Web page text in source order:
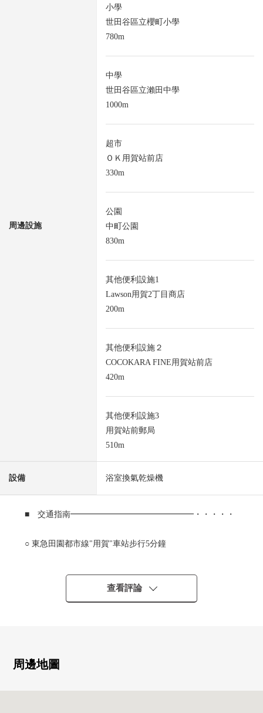
周邊設施
小學
世田谷區立櫻町小學
780m
中學
世田谷區立瀨田中學
1000m
超市
ＯＫ用賀站前店
330m
公園
中町公園
830m
其他便利設施1
Lawson用賀2丁目商店
200m
其他便利設施２
COCOKARA FINE用賀站前店
420m
其他便利設施3
用賀站前郵局
510m
設備 浴室換氣乾燥機
■ 交通指南━━━━━━━━━━━━━━━・・・・・
○ 東急田園都市線"用賀"車站步行5分鐘
■ 物件概要━━━━━━━━━━━━━━━・・・・・
○ 私人使用面積：70.30平方公尺
○ 陽台面積：15.84平方公尺
○ 2002年2月築
查看評論
周邊地圖